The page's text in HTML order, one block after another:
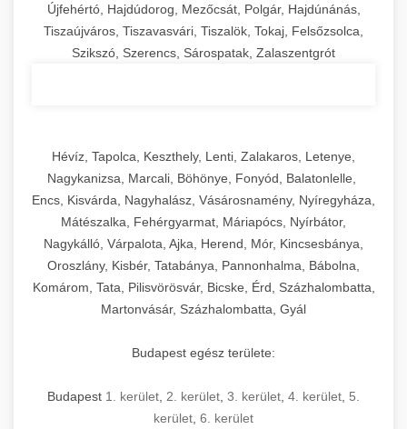
Újfehértó, Hajdúdorog, Mezőcsát, Polgár, Hajdúnánás,
Tiszaújváros, Tiszavasvári, Tiszalök, Tokaj, Felsőzsolca,
Szikszó, Szerencs, Sárospatak, Zalaszentgrót
Hévíz, Tapolca, Keszthely, Lenti, Zalakaros, Letenye,
Nagykanizsa, Marcali, Böhönye, Fonyód, Balatonlelle,
Encs, Kisvárda, Nagyhalász, Vásárosnamény, Nyíregyháza,
Mátészalka, Fehérgyarmat, Máriapócs, Nyírbátor,
Nagykálló, Várpalota, Ajka, Herend, Mór, Kincsesbánya,
Oroszlány, Kisbér, Tatabánya, Pannonhalma, Bábolna,
Komárom, Tata, Pilisvörösvár, Bicske, Érd, Százhalombatta,
Martonvásár, Százhalombatta, Gyál
Budapest egész területe:
Budapest 1. kerület 2. kerület 3. kerület 4. kerület 5.
kerület 6. kerület